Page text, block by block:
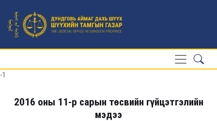
-1
2016 оны 11-р сарын төсвийн гүйцэтгэлийн
мэдээ